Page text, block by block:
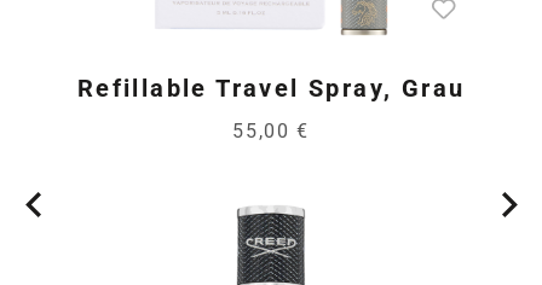
Refillable Travel Spray, Grau
55,00 €